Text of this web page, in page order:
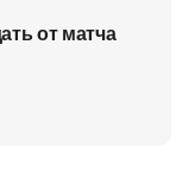
от матча